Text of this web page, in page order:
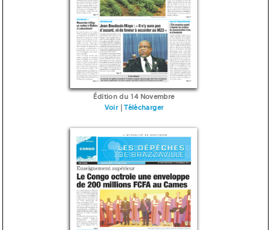
Édition du 14 Novembre
Voir|Télécharger